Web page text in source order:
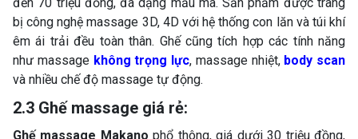
bị công nghệ massage 3D, 4D với hệ thống con lăn và túi khí
êm ái trải đều toàn thân. Ghế cũng tích hợp các tính năng
như massage không trọng lực, massage nhiệt, body scan
và nhiều chế độ massage tự động.
2.3 Ghế massage giá rẻ:
Ghế massage Makanophổ thông, giá dưới 30 triệu đồng,